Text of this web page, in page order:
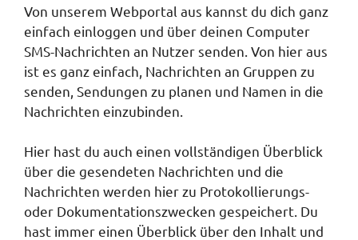
Von unserem Webportal aus kannst du dich ganz
einfach einloggen und über deinen Computer
SMS-Nachrichten an Nutzer senden. Von hier aus
ist es ganz einfach, Nachrichten an Gruppen zu
senden, Sendungen zu planen und Namen in die
Nachrichten einzubinden.
Hier hast du auch einen vollständigen Überblick
über die gesendeten Nachrichten und die
Nachrichten werden hier zu Protokollierungs-
oder Dokumentationszwecken gespeichert. Du
hast immer einen Überblick über den Inhalt und